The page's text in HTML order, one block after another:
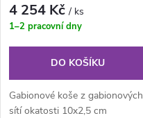
4 254 Kč/ ks
1–2 pracovní dny
DO KOŠÍKU
Gabionové koše z gabionových
sítí okatosti 10x2,5 cm